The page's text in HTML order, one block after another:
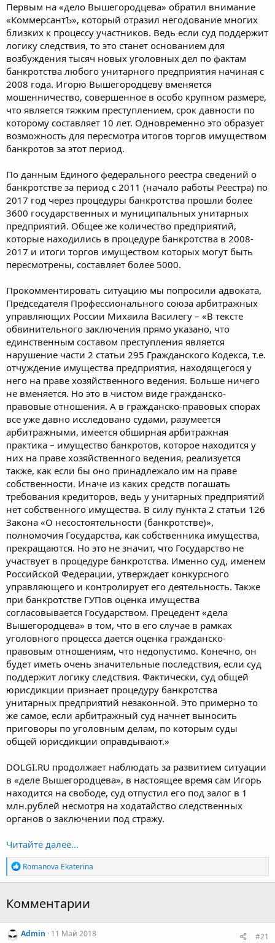
Первым на «дело Вышегородцева» обратил внимание
«КоммерсантЪ», который отразил негодование многих
близких к процессу участников. Ведь если суд поддержит
логику следствия, то это станет основанием для
возбуждения тысяч новых уголовных дел по фактам
банкротства любого унитарного предприятия начиная с
2008 года. Игорю Вышегородцеву вменяется
мошенничество, совершенное в особо крупном размере,
что является тяжким преступлением, срок давности по
которому составляет 10 лет. Одновременно это образует
возможность для пересмотра итогов торгов имуществом
банкротов за этот период.
По данным Единого федерального реестра сведений о
банкротстве за период с 2011 (начало работы Реестра) по
2017 год через процедуры банкротства прошли более
3600 государственных и муниципальных унитарных
предприятий. Общее же количество предприятий,
которые находились в процедуре банкротства в 2008-
2017 и итоги торгов имуществом которых могут быть
пересмотрены, составляет более 5000.
Прокомментировать ситуацию мы попросили адвоката,
Председателя Профессионального союза арбитражных
управляющих России Михаила Василегу – «В тексте
обвинительного заключения прямо указано, что
единственным составом преступления является
нарушение части 2 статьи 295 Гражданского Кодекса, т.е.
отчуждение имущества предприятия, находящегося у
него на праве хозяйственного ведения. Больше ничего
не вменяется. Но это в чистом виде гражданско-
правовые отношения. А в гражданско-правовых спорах
все уже давно исследовано судами, разумеется
арбитражными, имеется обширная арбитражная
практика – имущество банкротов, которое находится у
них на праве хозяйственного ведения, реализуется
также, как если бы оно принадлежало им на праве
собственности. Иначе из каких средств погашать
требования кредиторов, ведь у унитарных предприятий
нет собственного имущества. В силу пункта 2 статьи 126
Закона «О несостоятельности (банкротстве)»,
полномочия Государства, как собственника имущества,
прекращаются. Но это не значит, что Государство не
участвует в процедуре банкротства. Именно суд, именем
Российской Федерации, утверждает конкурсного
управляющего и контролирует его деятельность. Также
при банкротстве ГУПов оценка имущества
согласовывается Государством. Прецедент «дела
Вышегородцева» в том, что в его случае в рамках
уголовного процесса дается оценка гражданско-
правовым отношениям, что недопустимо. Конечно, он
будет иметь очень значительные последствия, если суд
поддержит логику следствия. Фактически, суд общей
юрисдикции признает процедуру банкротства
унитарных предприятий незаконной. Это примерно то
же самое, если арбитражный суд начнет выносить
приговоры по уголовным делам, по которым суды
общей юрисдикции оправдывают.»
DOLGI.RU продолжает наблюдать за развитием ситуации
в «деле Вышегородцева», в настоящее время сам Игорь
находится на свободе, суд отпустил его под залог в 1
млн.рублей несмотря на ходатайство следственных
органов о заключении под стражу.
Читайте далее...
Р
е
а
ц
и
:
Romanova Ekaterina
Комментарии
Admin 11 Май 2018 #21